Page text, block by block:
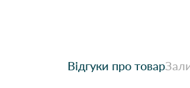
Відгуки про товар